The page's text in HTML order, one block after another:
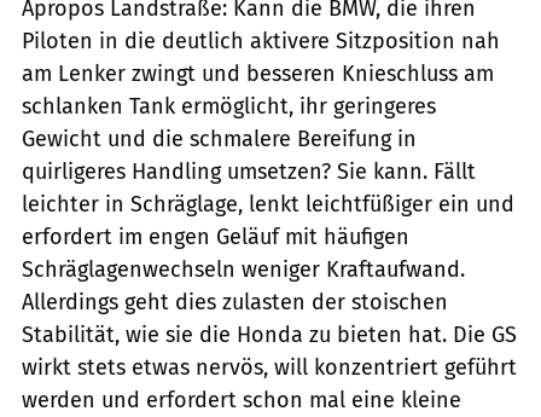
Apropos Landstraße: Kann die BMW, die ihren
Piloten in die deutlich aktivere Sitzposition nah
am Lenker zwingt und besseren Knieschluss am
schlanken Tank ermöglicht, ihr geringeres
Gewicht und die schmalere Bereifung in
quirligeres Handling umsetzen? Sie kann. Fällt
leichter in Schräglage, lenkt leichtfüßiger ein und
erfordert im engen Geläuf mit häufigen
Schräglagenwechseln weniger Kraftaufwand.
Allerdings geht dies zulasten der stoischen
Stabilität, wie sie die Honda zu bieten hat. Die GS
wirkt stets etwas nervös, will konzentriert geführt
werden und erfordert schon mal eine kleine